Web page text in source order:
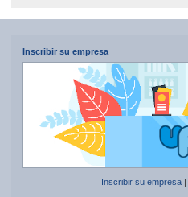
Inscribir su empresa
Inscribir su empresa|